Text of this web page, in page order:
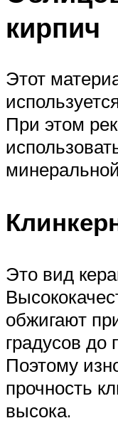
кирпич
Этот
При этом
Это вид
обжигают
градусов до
Поэтому
прочность
высока.